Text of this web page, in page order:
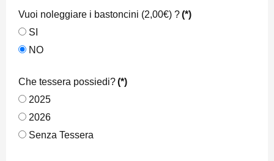
Vuoi noleggiare i bastoncini (2,00€) ?(*)
SI
NO
Che tessera possiedi?(*)
2025
2026
Senza Tessera